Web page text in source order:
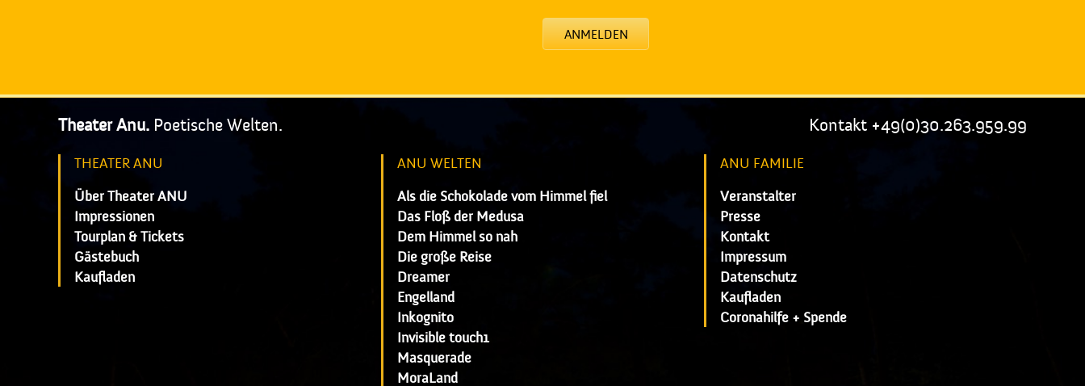
ANMELDEN
Theater Anu. Poetische Welten. Kontakt +49(0)30.263.959.99
THEATER ANU
Über Theater ANU
Impressionen
Tourplan & Tickets
Gästebuch
Kaufladen
ANU WELTEN
Als die Schokolade vom Himmel fiel
Das Floß der Medusa
Dem Himmel so nah
Die große Reise
Dreamer
Engelland
Inkognito
Invisible touch1
Masquerade
MoraLand
ANU FAMILIE
Veranstalter
Presse
Kontakt
Impressum
Datenschutz
Kaufladen
Coronahilfe + Spende